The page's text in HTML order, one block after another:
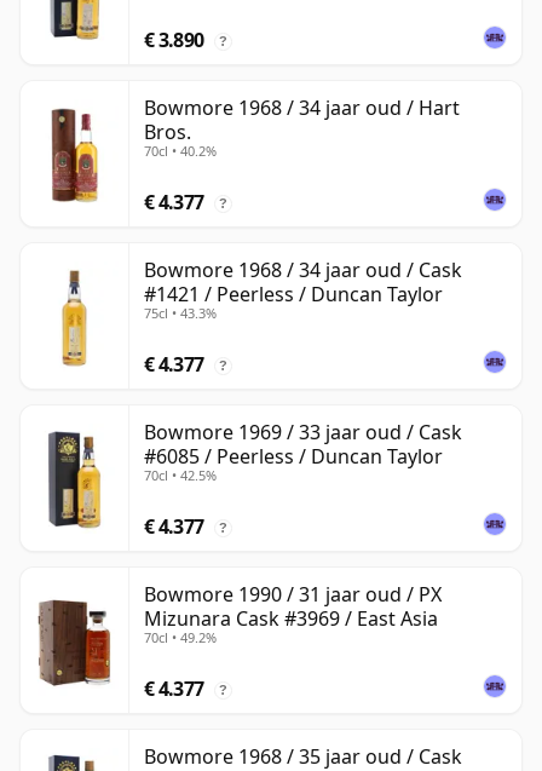
€ 3.890 ?
Bowmore 1968 / 34 jaar oud / Hart
Bros.
70cl • 40.2%
€ 4.377 ?
Bowmore 1968 / 34 jaar oud / Cask
#1421 / Peerless / Duncan Taylor
75cl • 43.3%
€ 4.377 ?
Bowmore 1969 / 33 jaar oud / Cask
#6085 / Peerless / Duncan Taylor
70cl • 42.5%
€ 4.377 ?
Bowmore 1990 / 31 jaar oud / PX
Mizunara Cask #3969 / East Asia
70cl • 49.2%
€ 4.377 ?
Bowmore 1968 / 35 jaar oud / Cask